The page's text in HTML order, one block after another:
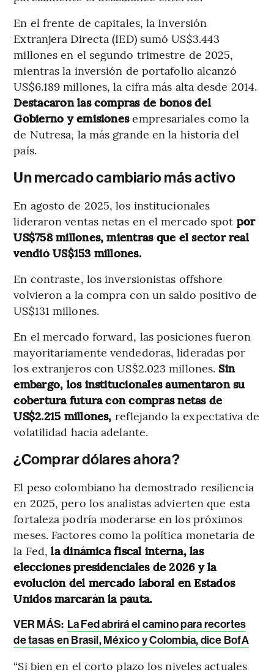
En el frente de capitales, la Inversión
Extranjera Directa (IED) sumó US$3.443
millones en el segundo trimestre de 2025,
mientras la inversión de portafolio alcanzó
US$6.189 millones, la cifra más alta desde 2014.
Destacaron las compras de bonos del
Gobierno y emisionesempresariales como la
de Nutresa, la más grande en la historia del
país.
Un mercado cambiario más activo
En agosto de 2025, los institucionales
lideraron ventas netas en el mercado spot por
US$758 millones, mientras que el sector real
vendió US$153 millones.
En contraste, los inversionistas offshore
volvieron a la compra con un saldo positivo de
US$131 millones.
En el mercado forward, las posiciones fueron
mayoritariamente vendedoras, lideradas por
los extranjeros con US$2.023 millones. Sin
embargo, los institucionales aumentaron su
cobertura futura con compras netas de
US$2.215 millones, reflejando la expectativa de
volatilidad hacia adelante.
¿Comprar dólares ahora?
El peso colombiano ha demostrado resiliencia
en 2025, pero los analistas advierten que esta
fortaleza podría moderarse en los próximos
meses. Factores como la política monetaria de
la Fed, la dinámica fiscal interna, las
elecciones presidenciales de 2026 y la
evolución del mercado laboral en Estados
Unidos marcarán la pauta.
VER MÁS: La Fed abrirá el camino para recortes
de tasas en Brasil, México y Colombia, dice BofA
“Si bien en el corto plazo los niveles actuales